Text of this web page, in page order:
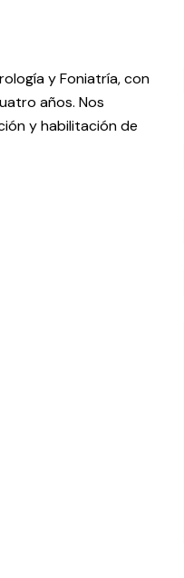
y Foniatría, con
años. Nos
y habilitación de